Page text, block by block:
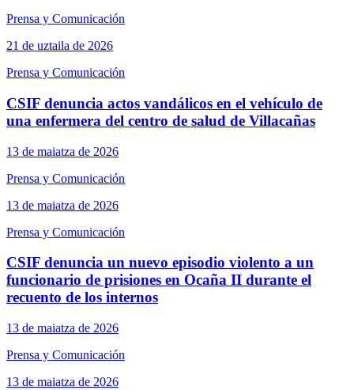
Prensa y Comunicación
21 de uztaila de 2026
Prensa y Comunicación
CSIF denuncia actos vandálicos en el vehículo de
una enfermera del centro de salud de Villacañas
13 de maiatza de 2026
Prensa y Comunicación
13 de maiatza de 2026
Prensa y Comunicación
CSIF denuncia un nuevo episodio violento a un
funcionario de prisiones en Ocaña II durante el
recuento de los internos
13 de maiatza de 2026
Prensa y Comunicación
13 de maiatza de 2026